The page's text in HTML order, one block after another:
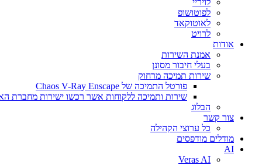
לויריי
לפוטושופ
לאוטוקאד
לרויט
אודות
אמנת השירות
בעלי חיבור מסונן
שירות תמיכה מרחוק
פורטל התמיכה של Chaos V-Ray Enscape
שירות ותמיכה ללקוחות אשר רכשו ישירות מחברת
הבלוג
צור קשר
כל ערוצי הקהילה
מודלים מודפסים
AI
Veras AI